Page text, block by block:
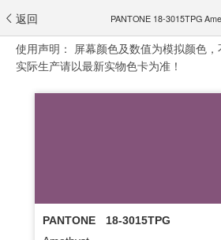
返回 PANTONE 18-3015TPG
使用声明： 屏幕颜色及数值为模拟颜色，
实际生产请以最新实物色卡为准！
PANTONE
18-3015TPG